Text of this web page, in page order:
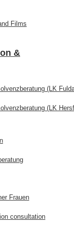
Films
&
(LK
(LK
Frauen
consultation